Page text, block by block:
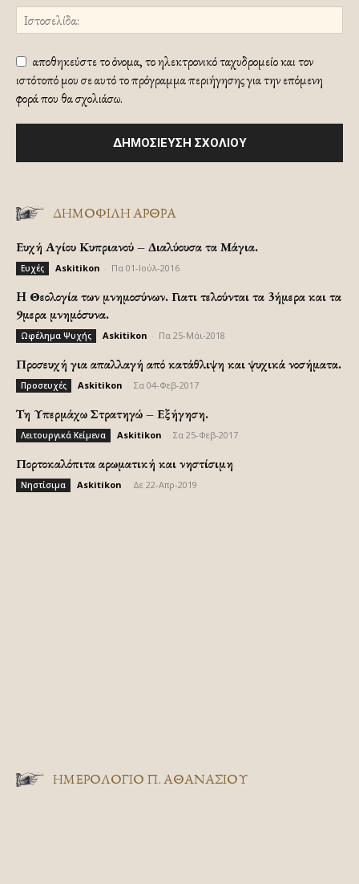
αποθηκεύστε το όνομα, το ηλεκτρονικό ταχυδρομείο και τον
ιστότοπό μου σε αυτό το πρόγραμμα περιήγησης για την επόμενη
φορά που θα σχολιάσω.
ΔΗΜΟΦΙΛΗ ΑΡΘΡΑ
Ευχή Αγίου Κυπριανού – Διαλύουσα τα Μάγια.
Ευχές Askitikon Πα 01-Ιούλ-2016
H Θεολογία των μνημοσύνων. Γιατι τελούνται τα 3ήμερα και τα
9μερα μνημόσυνα.
Ωφέλημα Ψυχής Askitikon Πα 25-Μάι-2018
Προσευχή για απαλλαγή από κατάθλιψη και ψυχικά νοσήματα.
Προσευχές Askitikon Σα 04-Φεβ-2017
Τη Υπερμάχω Στρατηγώ – Εξήγηση.
Λειτουργικά Κείμενα Askitikon Σα 25-Φεβ-2017
Πορτοκαλόπιτα αρωματική και νηστίσιμη
Νηστίσιμα Askitikon Δε 22-Απρ-2019
ΗΜΕΡΟΛΟΓΙΟ Π. ΑΘΑΝΑΣΙΟΥ